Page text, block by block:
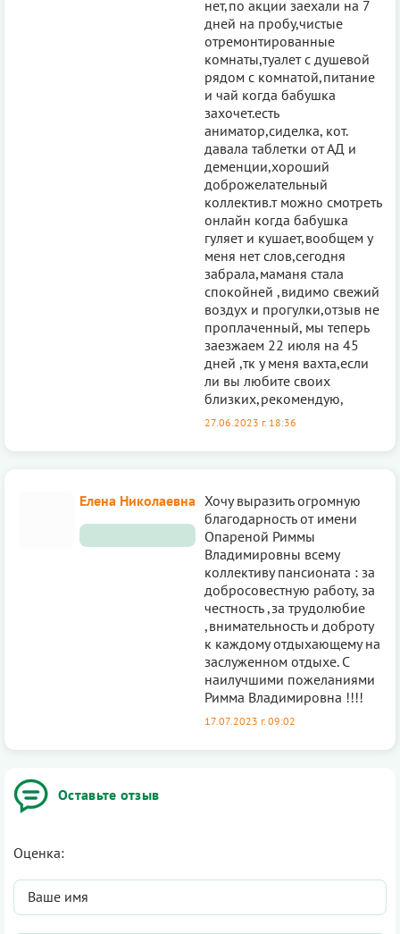
Оставьте отзыв
Оценка:
нет,по акции заехали на 7
дней на пробу,чистые
отремонтированные
комнаты,туалет с душевой
рядом с комнатой,питание
и чай когда бабушка
захочет.есть
аниматор,сиделка, кот.
давала таблетки от АД и
деменции,хороший
доброжелательный
коллектив.т можно смотреть
онлайн когда бабушка
гуляет и кушает,вообщем у
меня нет слов,сегодня
забрала,маманя стала
спокойней ,видимо свежий
воздух и прогулки,отзыв не
проплаченный, мы теперь
заезжаем 22 июля на 45
дней ,тк у меня вахта,если
ли вы любите своих
близких,рекомендую,
27.06.2023 г. 18:36
Елена Николаевна Хочу выразить огромную
благодарность от имени
Опареной Риммы
Владимировны всему
коллективу пансионата : за
добросовестную работу, за
честность ,за трудолюбие
,внимательность и доброту
к каждому отдыхающему на
заслуженном отдыхе. С
наилучшими пожеланиями
Римма Владимировна !!!!
17.07.2023 г. 09:02